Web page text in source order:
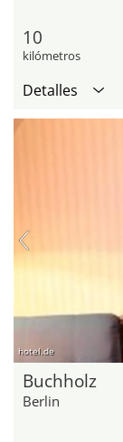
10
kilómetros
Detalles
hotel.de
Buchholz
Berlin